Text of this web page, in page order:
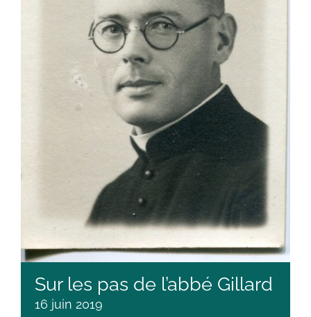
Sur les pas de l’abbé Gillard
16 juin 2019